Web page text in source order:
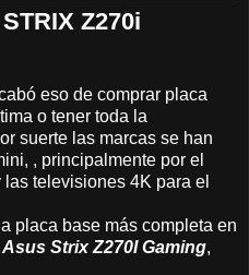
Z270i
eso de comprar placa
o tener toda la
suerte las marcas se han
, principalmente por el
televisiones 4K para el
placa base más completa en
Asus Strix Z270I Gaming,